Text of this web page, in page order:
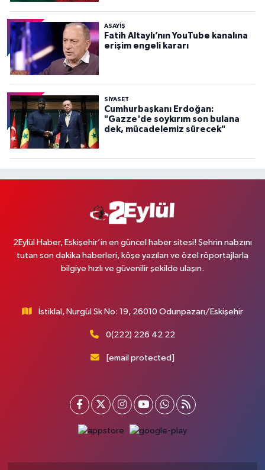
ASAYİŞ
Fatih Altaylı’nın YouTube kanalına
erişim engeli kararı
SİYASET
Cumhurbaşkanı Erdoğan:
"Gazze'de soykırım son bulana
dek, mücadelemiz sürecek"
2Eylül Haber, Eskişehir’in en güncel haber sitesi! Şehrin nabzını
tutan son dakika haberleri, köşe yazıları ve özel röportajlarla
bilgiye hızlı ve güvenilir şekilde ulaşın.
İstiklal, Nurgül Sk No: 19, 26010 Odunpazarı/Eskişehir
0(222) 226 42 22
[email protected]